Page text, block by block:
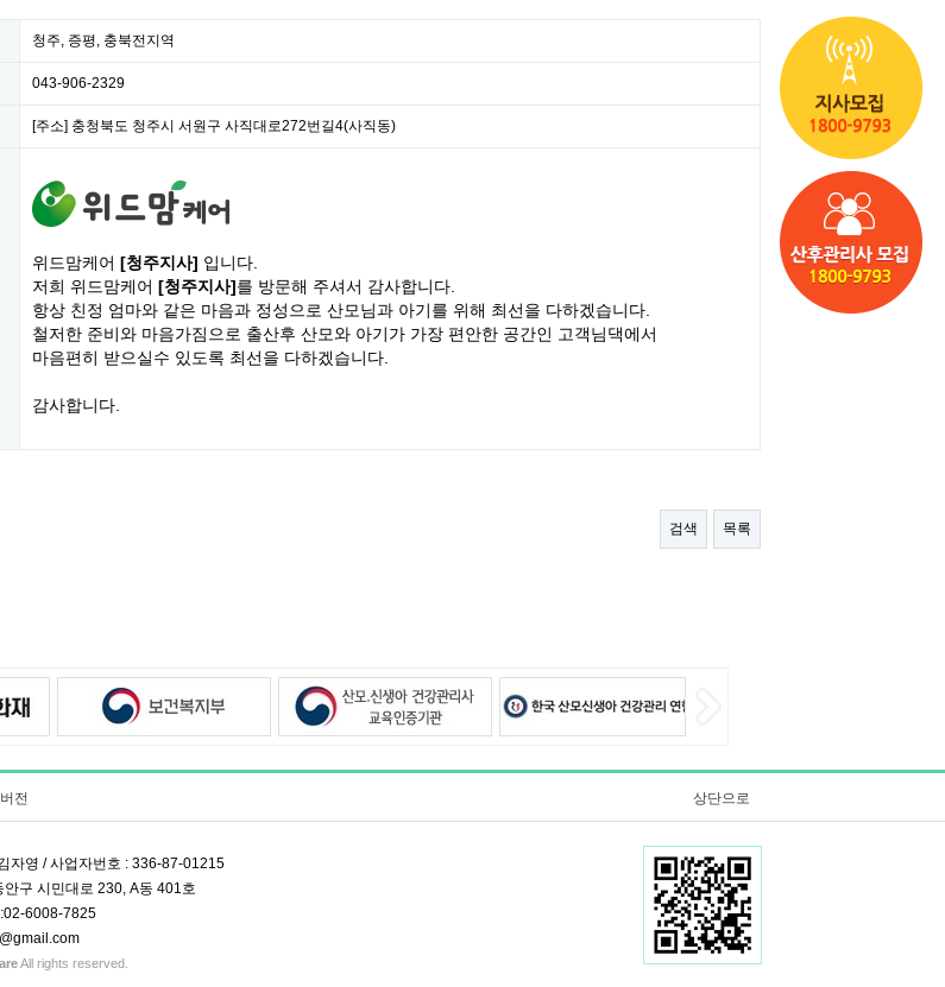
청주, 증평, 충북전지역
043-906-2329
[주소] 충청북도 청주시 서원구 사직대로272번길4(사직동)
위드맘케어 [청주지사] 입니다.
저희 위드맘케어 [청주지사]를 방문해 주셔서 감사합니다.
항상 친정 엄마와 같은 마음과 정성으로 산모님과 아기를 위해 최선을 다하겠습니다.
철저한 준비와 마음가짐으로 출산후 산모와 아기가 가장 편안한 공간인 고객님댁에서
마음편히 받으실수 있도록 최선을 다하겠습니다.
감사합니다.
검색 목록
전 상단으로
자영 / 사업자번호 : 336-87-01215
안구 시민대로 230, A동 401호
6008-7825
All rights reserved.